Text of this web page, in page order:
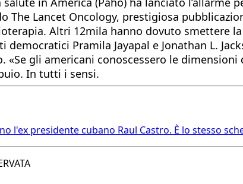
The Lancet Oncology, prestigiosa
Altri 12mila hanno dovuto smettere
democratici Pramila Jayapal e Jonathan L.
«Se gli americani conoscessero le
In tutti i sensi.
l'ex presidente cubano Raul Castro. È lo stesso